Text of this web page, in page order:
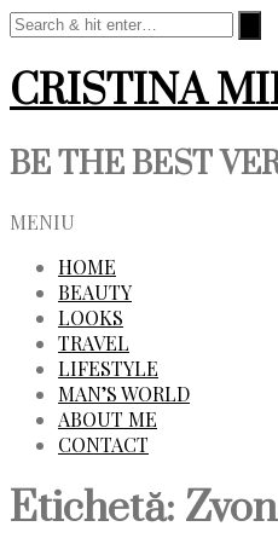
CRISTINA
BE THE BEST
MENIU
HOME
BEAUTY
LOOKS
TRAVEL
LIFESTYLE
MAN’S WORLD
ABOUT ME
CONTACT
Etichetă: